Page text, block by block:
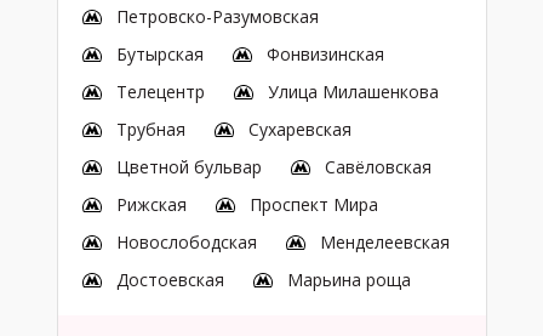
Петровско-Разумовская
Бутырская
Фонвизинская
Телецентр
Улица Милашенкова
Трубная
Сухаревская
Цветной бульвар
Савёловская
Рижская
Проспект Мира
Новослободская
Менделеевская
Достоевская
Марьина роща